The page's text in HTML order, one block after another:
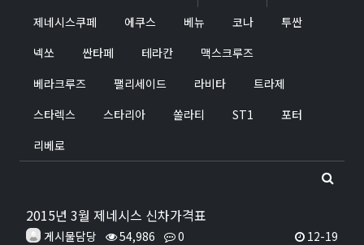
제네시스쿠페
에쿠스 베뉴 코나
투싼
넥쏘
싼타페 테라칸
맥스크루즈
베라크루즈
팰리세이드 라비타
트라제
스타렉스
스타리아 쏠라티 ST1
포터
리베로
2015년 3월 제네시스 신차가격표
게시물담당 54,986 0 12-19